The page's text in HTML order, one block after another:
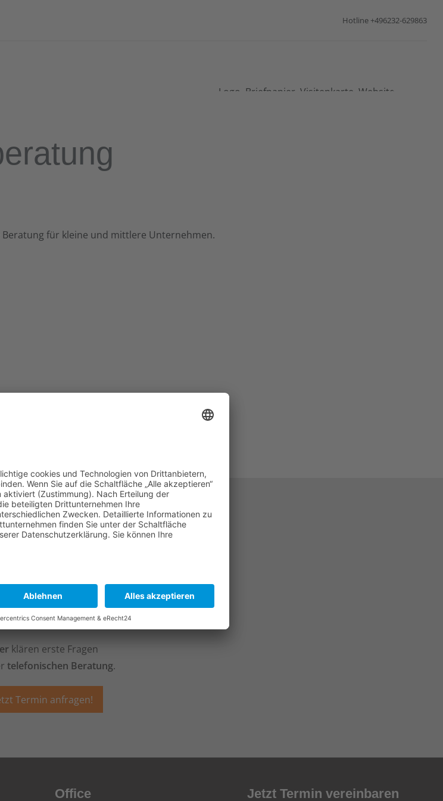
Hotline +496232-629863
Logo, Briefpapier, Visitenkarte, Website,
für kleine und mittlere Unternehmen.
zündende Ideen
eingefahrene Strukturen aufbrechen?
besuchen wir Sie
Ihrem Unternehmen
klären erste Fragen
telefonischen Beratung.
Termin anfragen!
Office Jetzt Termin vereinbaren